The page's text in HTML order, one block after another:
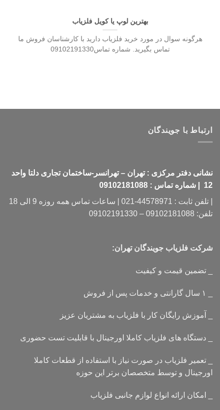
بهترین لوپ یا کویل فلزیاب
هرگونه سوال در مورد خرید فلزیاب دارید با کارشناسان فروش ما
تماس بگیرید. شماره تماس09102191330
ارتباط با جویندگان
نشانی دفتر مرکزی : تهران – تهرانسر-ساختمان تجاری دلتا واحد
12 | شماره تماس : 09102181088
| تلفن ثابت : 44578971-021 | ساعات تماس همه روزه 9 الی 18
تلفن: 09102181088 – 09102191330
شرکت فلزیاب جویندگان تهران:
_ تضمین قیمت و کیفیت
_ آموزش رایگان کار با فلزیاب به مشتریان عزیز
_ دستگاه های فلزیاب کاملا اورجینال با قابلیت تست حضوری
_ تعمیر فلزیاب در صورت نیاز با استفاده از قطعات کاملا
اورجینال و توسط متخصصان برتر این حوزه
_ امکان ارائه انواع لوازم جانبی فلزیاب